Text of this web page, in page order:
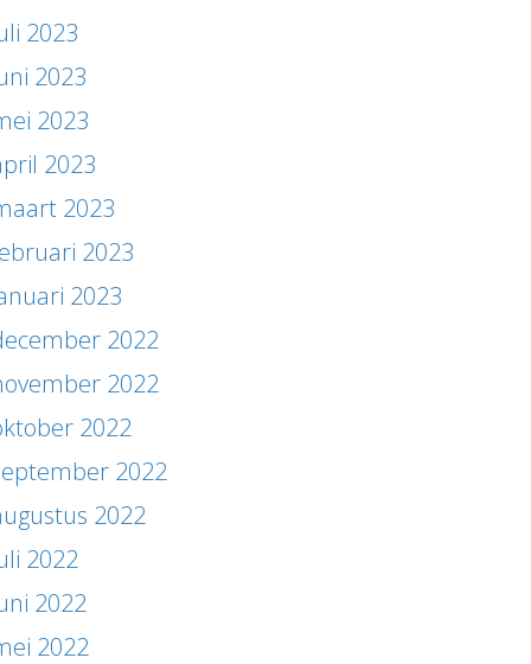
2023
2023
2023
2023
2023
2023
2023
2022
2022
2022
2022
2022
2022
2022
2022